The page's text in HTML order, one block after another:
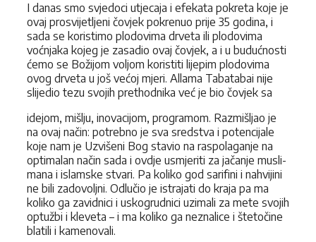
I danas smo svjedoci utjecaja i efekata pokreta koje je
ovaj prosvijetljeni čovjek pokrenuo prije 35 godina, i
sada se koristimo plodovima drveta ili plodovima
voćnjaka kojeg je zasadio ovaj čovjek, a i u budućnosti
ćemo se Božijom voljom koristiti lijepim plodovima
ovog drveta u još većoj mjeri. Allama Tabatabai nije
slijedio tezu svojih prethodnika već je bio čovjek sa
idejom, mišlju, inovacijom, programom. Razmišljao je
na ovaj način: potrebno je sva sredstva i potencijale
koje nam je Uzvišeni Bog stavio na raspolaganje na
optimalan način sada i ovdje usmjeriti za jačanje musli­
mana i islamske stvari. Pa koliko god sarifini i nahvijini
ne bili zadovoljni. Odlučio je istrajati do kraja pa ma
koliko ga zavidnici i uskogrudnici uzimali za mete svojih
optužbi i kleveta – i ma koliko ga neznalice i štetočine
blatili i kamenovali.